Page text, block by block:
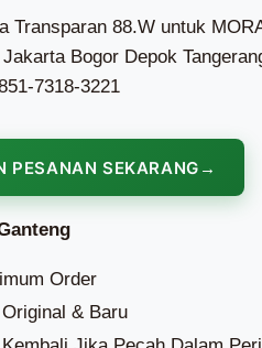
Transparan 88.W untuk
Bogor Depok
7318-3221
PESANAN SEKARANG
Order
& Baru